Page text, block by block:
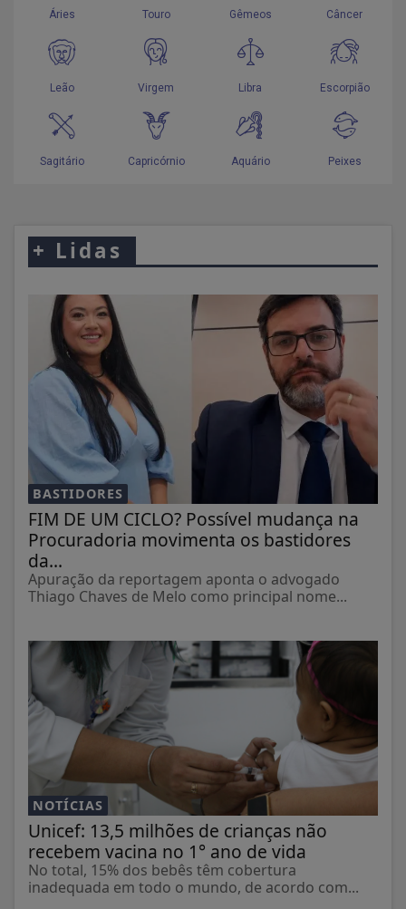
+ Lidas
BASTIDORES
FIM DE UM CICLO? Possível mudança na
Procuradoria movimenta os bastidores
da...
Apuração da reportagem aponta o advogado
Thiago Chaves de Melo como principal nome...
NOTÍCIAS
Unicef: 13,5 milhões de crianças não
recebem vacina no 1° ano de vida
No total, 15% dos bebês têm cobertura
inadequada em todo o mundo, de acordo com...